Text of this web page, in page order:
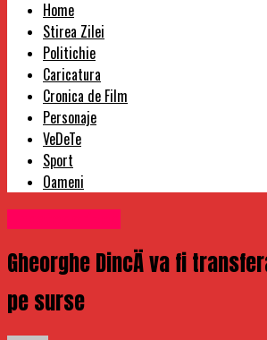
Home
Stirea Zilei
Politichie
Caricatura
Cronica de Film
Personaje
VeDeTe
Sport
Oameni
Gheorghe DincÄ va fi
pe surse